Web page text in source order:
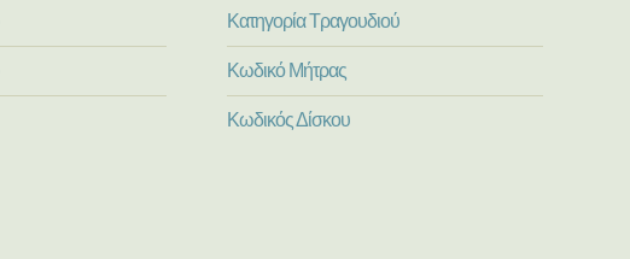
Κατηγορία Τραγουδιού
Κωδικό Μήτρας
Κωδικός Δίσκου